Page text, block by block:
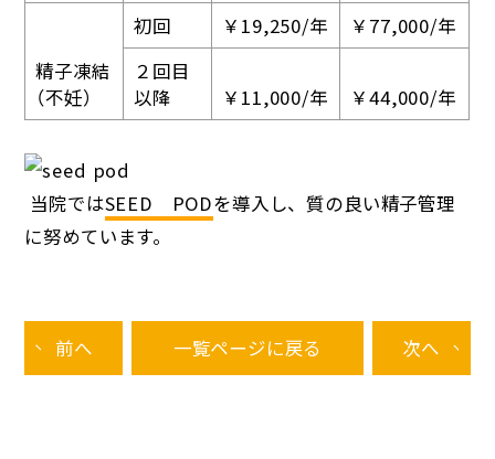
精子凍結
（不妊）
初回 ￥19,250/年
￥77,000/年
２回目
以降
￥11,000/年 ￥44,000/年
当院ではSEED PODを導入し、質の良い精子管理
に努めています。
前へ 一覧ページに戻る 次へ